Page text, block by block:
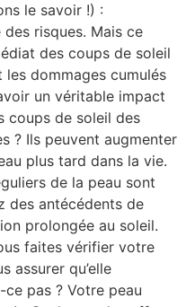
le savoir !) :
risques. Mais ce
des coups de soleil
dommages cumulés
un véritable impact
coups de soleil des
? Ils peuvent augmenter
plus tard dans la vie.
de la peau sont
des antécédents de
prolongée au soleil.
faites vérifier votre
assurer qu’elle
pas ? Votre peau